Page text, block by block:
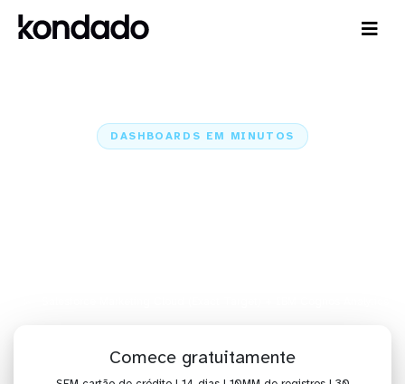
DASHBOARDS EM MINUTOS
Comece gratuitamente